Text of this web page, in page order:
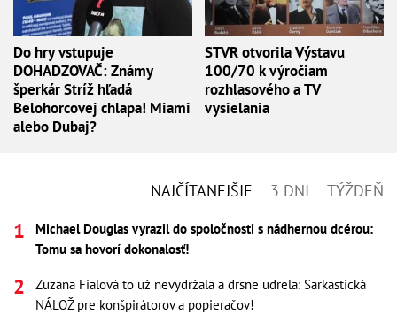
Do hry vstupuje
DOHADZOVAČ: Známy
šperkár Stríž hľadá
Belohorcovej chlapa! Miami
alebo Dubaj?
STVR otvorila Výstavu
100/70 k výročiam
rozhlasového a TV
vysielania
NAJČÍTANEJŠIE 3 DNI TÝŽDEŇ
Michael Douglas vyrazil do spoločnosti s nádhernou dcérou:
Tomu sa hovorí dokonalosť!
Zuzana Fialová to už nevydržala a drsne udrela: Sarkastická
NÁLOŽ pre konšpirátorov a popieračov!